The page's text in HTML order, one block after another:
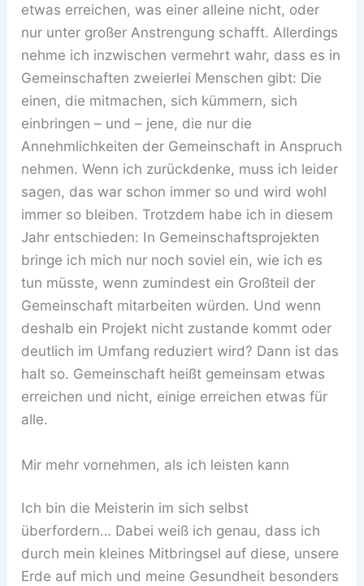
etwas erreichen, was einer alleine nicht, oder
nur unter großer Anstrengung schafft. Allerdings
nehme ich inzwischen vermehrt wahr, dass es in
Gemeinschaften zweierlei Menschen gibt: Die
einen, die mitmachen, sich kümmern, sich
einbringen – und – jene, die nur die
Annehmlichkeiten der Gemeinschaft in Anspruch
nehmen. Wenn ich zurückdenke, muss ich leider
sagen, das war schon immer so und wird wohl
immer so bleiben. Trotzdem habe ich in diesem
Jahr entschieden: In Gemeinschaftsprojekten
bringe ich mich nur noch soviel ein, wie ich es
tun müsste, wenn zumindest ein Großteil der
Gemeinschaft mitarbeiten würden. Und wenn
deshalb ein Projekt nicht zustande kommt oder
deutlich im Umfang reduziert wird? Dann ist das
halt so. Gemeinschaft heißt gemeinsam etwas
erreichen und nicht, einige erreichen etwas für
alle.
Mir mehr vornehmen, als ich leisten kann
Ich bin die Meisterin im sich selbst
überfordern… Dabei weiß ich genau, dass ich
durch mein kleines Mitbringsel auf diese, unsere
Erde auf mich und meine Gesundheit besonders